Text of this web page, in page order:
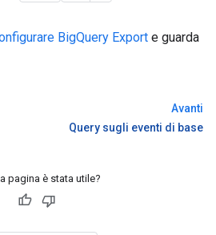
BigQuery Export e guarda
Avanti
Query sugli eventi di base
pagina è stata utile?